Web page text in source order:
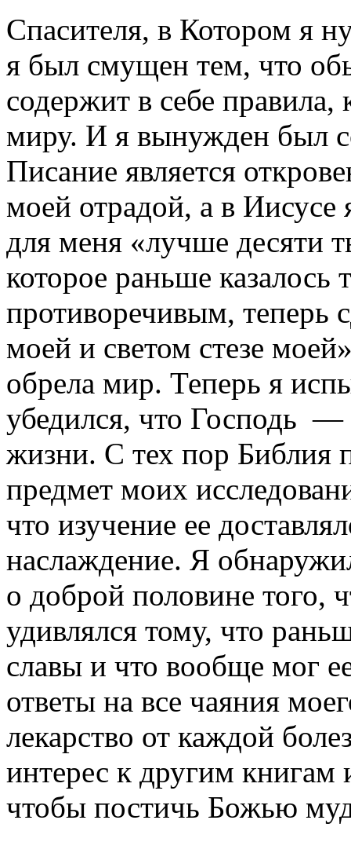
Спасителя, в Котором я
я был смущен тем, что
содержит в себе
миру. И я вынужден был
Писание является
моей отрадой, а в Иисусе
для меня «лучше десяти
которое раньше
противоречивым, теперь
моей и светом стезе
обрела мир. Теперь я
убедился, что Господь —
жизни. С тех пор Библия
предмет моих
что изучение ее
наслаждение. Я
о доброй половине того,
удивлялся тому, что
славы и что вообще мог
ответы на все чаяния
лекарство от каждой
интерес к другим
чтобы постичь Божью